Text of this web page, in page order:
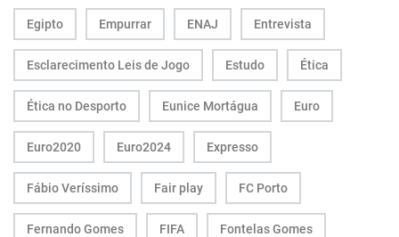
Egipto Empurrar ENAJ Entrevista
Esclarecimento Leis de Jogo Estudo Ética
Ética no Desporto Eunice Mortágua Euro
Euro2020 Euro2024 Expresso
Fábio Veríssimo Fair play FC Porto
Fernando Gomes FIFA Fontelas Gomes